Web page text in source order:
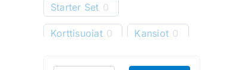
Starter Set 0
Korttisuojat 0 Kansiot 0